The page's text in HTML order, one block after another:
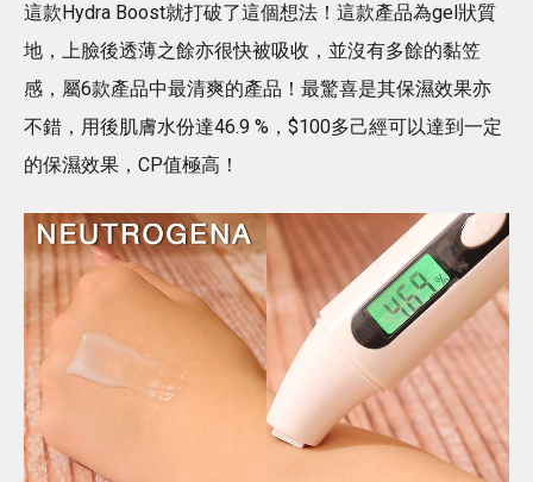
這款Hydra Boost就打破了這個想法！這款產品為gel狀質
地，上臉後透薄之餘亦很快被吸收，並沒有多餘的黏笠
感，屬6款產品中最清爽的產品！最驚喜是其保濕效果亦
不錯，用後肌膚水份達46.9 %，$100多己經可以達到一定
的保濕效果，CP值極高！